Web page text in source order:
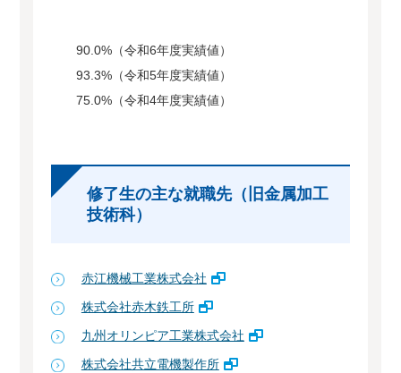
90.0%（令和6年度実績値）
93.3%（令和5年度実績値）
75.0%（令和4年度実績値）
修了生の主な就職先（旧金属加工
技術科）
赤江機械工業株式会社
株式会社赤木鉄工所
九州オリンピア工業株式会社
株式会社共立電機製作所